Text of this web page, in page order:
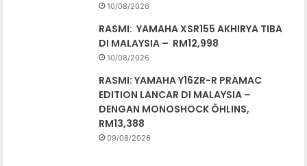
10/08/2026
RASMI: YAMAHA XSR155 AKHIRYA TIBA
DI MALAYSIA – RM12,998
10/08/2026
RASMI: YAMAHA Y16ZR-R PRAMAC
EDITION LANCAR DI MALAYSIA –
DENGAN MONOSHOCK ÖHLINS,
RM13,388
09/08/2026